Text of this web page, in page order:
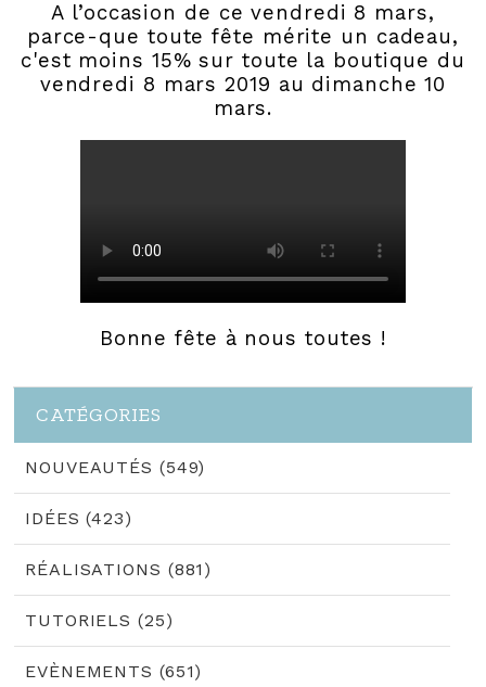
A l’occasion de ce vendredi 8 mars,
parce-que toute fête mérite un cadeau,
c'est moins 15% sur toute la boutique du
vendredi 8 mars 2019 au dimanche 10
mars.
Bonne fête à nous toutes !
CATÉGORIES
NOUVEAUTÉS (549)
IDÉES (423)
RÉALISATIONS (881)
TUTORIELS (25)
EVÈNEMENTS (651)